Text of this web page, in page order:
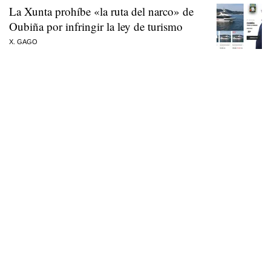
La Xunta prohíbe «la ruta del narco» de
Oubiña por infringir la ley de turismo
X. GAGO